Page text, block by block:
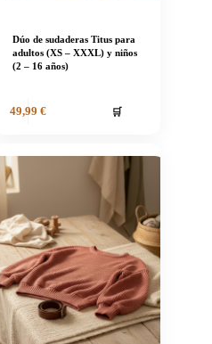
Dúo de sudaderas Titus para
adultos (XS – XXXL) y niños
(2 – 16 años)
49,99 € 🛒